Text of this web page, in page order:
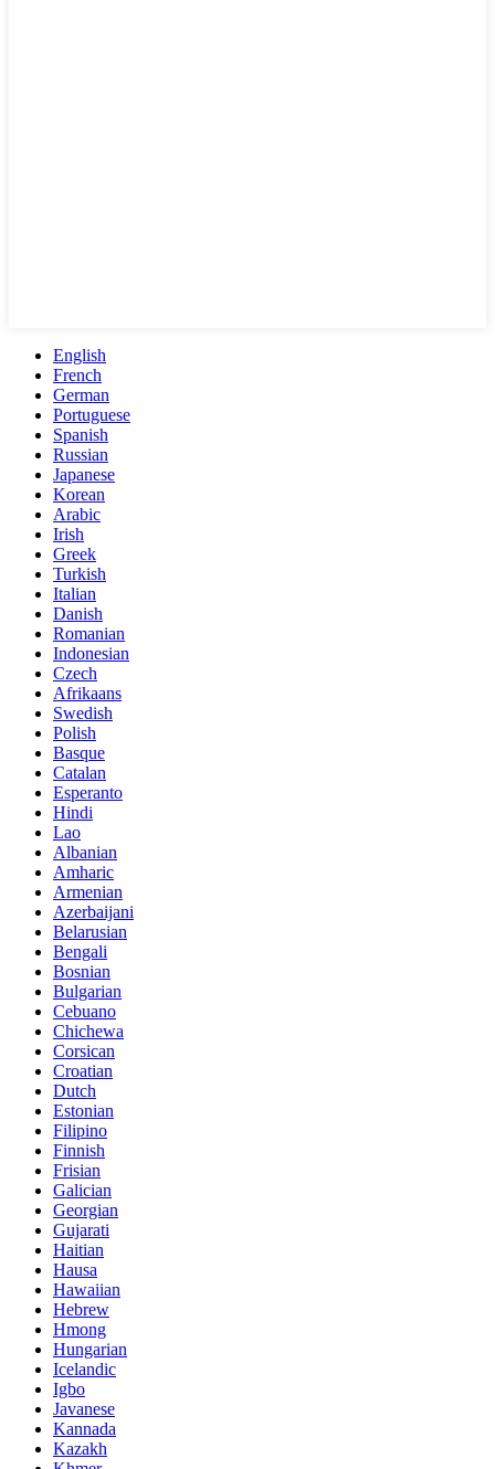
English
French
German
Portuguese
Spanish
Russian
Japanese
Korean
Arabic
Irish
Greek
Turkish
Italian
Danish
Romanian
Indonesian
Czech
Afrikaans
Swedish
Polish
Basque
Catalan
Esperanto
Hindi
Lao
Albanian
Amharic
Armenian
Azerbaijani
Belarusian
Bengali
Bosnian
Bulgarian
Cebuano
Chichewa
Corsican
Croatian
Dutch
Estonian
Filipino
Finnish
Frisian
Galician
Georgian
Gujarati
Haitian
Hausa
Hawaiian
Hebrew
Hmong
Hungarian
Icelandic
Igbo
Javanese
Kannada
Kazakh